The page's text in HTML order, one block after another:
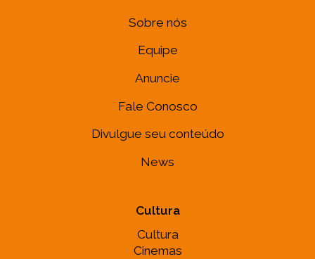
Sobre nós
Equipe
Anuncie
Fale Conosco
Divulgue seu conteúdo
News
Cultura
Cultura
Cinemas